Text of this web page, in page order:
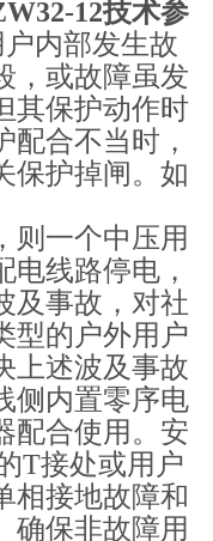
12技术参
内部发生故
，或故障虽发
其保护动作时
配合不当时，
保护掉闸。如
则一个中压用
电线路停电，
及事故，对社
型的户外用户
上述波及事故
侧内置零序电
配合使用。安
T接处或用户
相接地故障和
确保非故障用